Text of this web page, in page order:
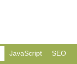
JavaScript
SEO